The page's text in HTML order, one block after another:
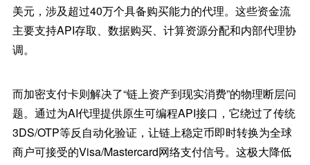
美元，涉及超过40万个具备购买能力的代理。这些资金流
主要支持API存取、数据购买、计算资源分配和内部代理协
调。
而加密支付卡则解决了“链上资产到现实消费”的物理断层问
题。通过为AI代理提供原生可编程API接口，它绕过了传统
3DS/OTP等反自动化验证，让链上稳定币即时转换为全球
商户可接受的Visa/Mastercard网络支付信号。这极大降低